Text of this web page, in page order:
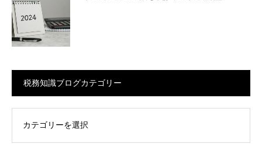
税務知識ブログカテゴリー